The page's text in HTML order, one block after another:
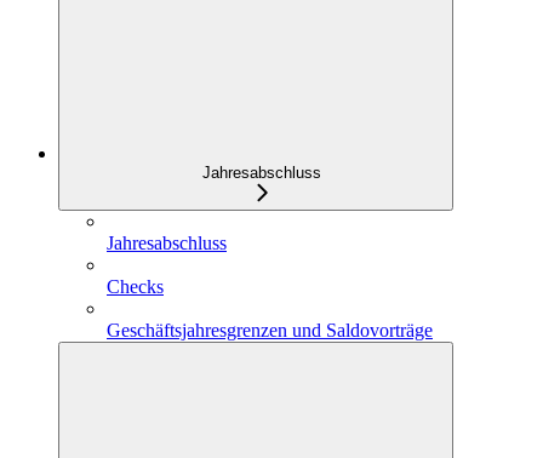
Jahresabschluss
Jahresabschluss
Checks
Geschäftsjahresgrenzen und Saldovorträge